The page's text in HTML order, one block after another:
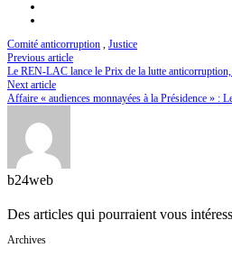
Comité anticorruption , Justice
Previous article
Le REN-LAC lance le Prix de la lutte
Next article
Affaire « audiences monnayées à la Présidence » :
b24web
Des articles qui pourraient vous
Archives